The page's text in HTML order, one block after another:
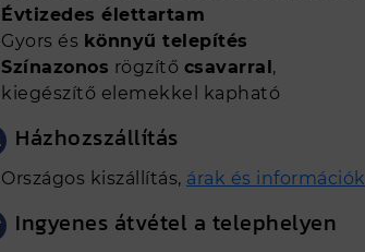
Évtizedes élettartam
Gyors és könnyű telepítés
Színazonos rögzítő csavarral,
kiegészítő elemekkel kapható
Házhozszállítás
Országos kiszállítás, árak és információk
Ingyenes átvétel a telephelyen